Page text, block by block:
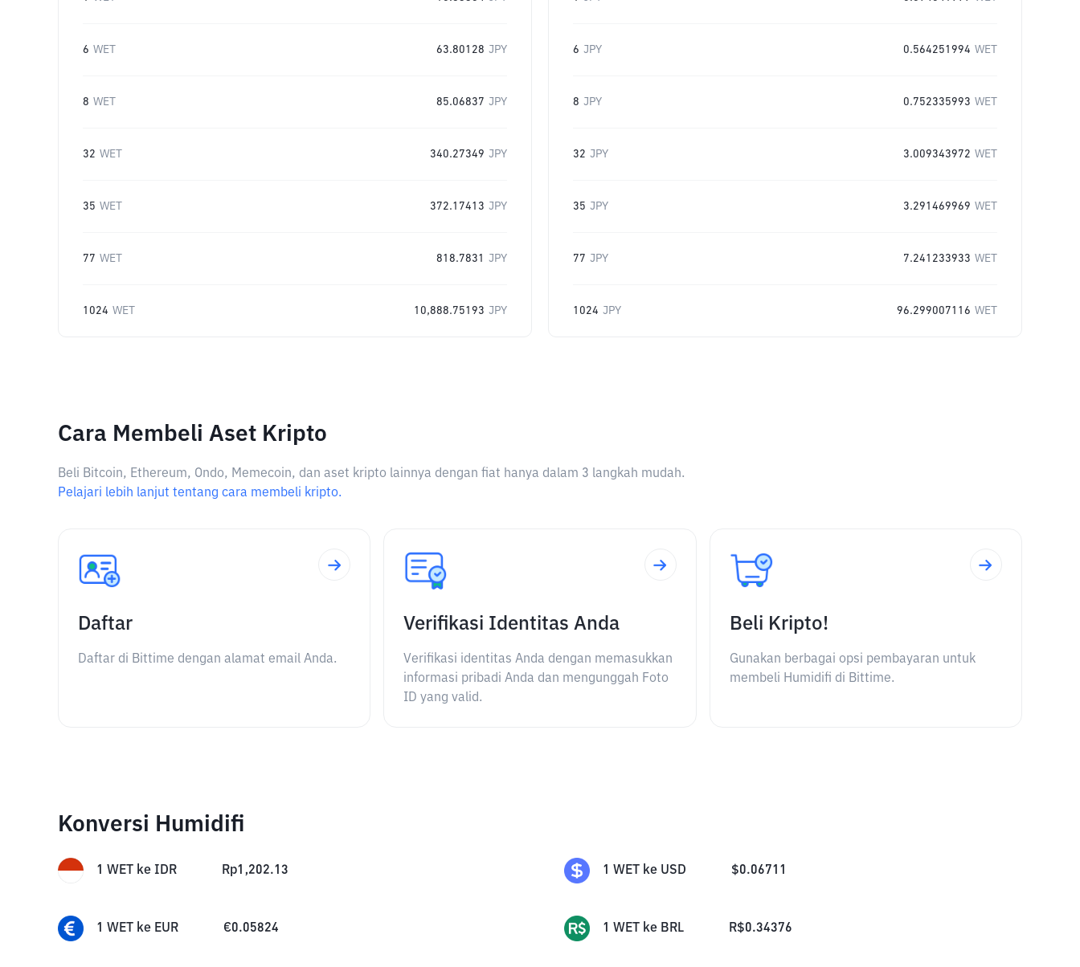
6 WET 63.80128 JPY
8 WET 85.06837 JPY
32 WET 340.27349 JPY
35 WET 372.17413 JPY
77 WET 818.7831 JPY
1024 WET 10,888.75193 JPY
6 JPY 0.564251994 WET
8 JPY 0.752335993 WET
32 JPY 3.009343972 WET
35 JPY 3.291469969 WET
77 JPY 7.241233933 WET
1024 JPY 96.299007116 WET
Cara Membeli Aset Kripto
Beli Bitcoin, Ethereum, Ondo, Memecoin, dan aset kripto lainnya dengan fiat hanya dalam 3 langkah mudah.
Pelajari lebih lanjut tentang cara membeli kripto.
Daftar
Daftar di Bittime dengan alamat email Anda.
Verifikasi Identitas Anda
Verifikasi identitas Anda dengan memasukkan
informasi pribadi Anda dan mengunggah Foto
ID yang valid.
Beli Kripto!
Gunakan berbagai opsi pembayaran untuk
membeli Humidifi di Bittime.
Konversi Humidifi
1 WET ke IDR Rp1,202.13 1 WET ke USD $0.06711
1 WET ke EUR €0.05824 1 WET ke BRL R$0.34376